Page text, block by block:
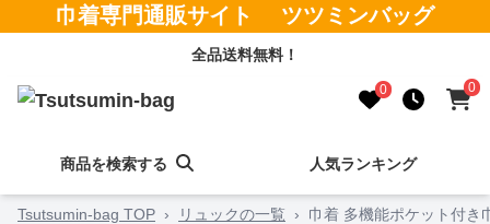
巾着専門通販サイト ツツミンバッグ
全品送料無料！
0 0
商品を検索する 人気ランキング
Tsutsumin-bag TOP › リュックの一覧 › 巾着 多機能ポケット付き